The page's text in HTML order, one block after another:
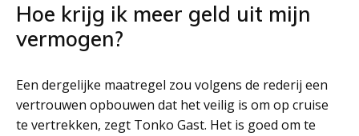
Hoe krijg ik meer geld uit mijn
vermogen?
Een dergelijke maatregel zou volgens de rederij een
vertrouwen opbouwen dat het veilig is om op cruise
te vertrekken, zegt Tonko Gast. Het is goed om te